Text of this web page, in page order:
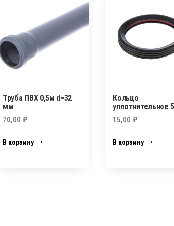
Труба ПВХ 0,5м d=32
мм
70,00₽
В корзину
Кольцо
уплотнительное
15,00₽
В корзину